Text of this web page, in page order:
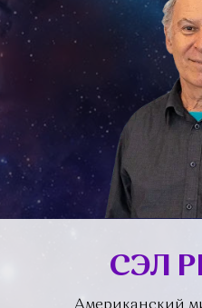
СЭЛ